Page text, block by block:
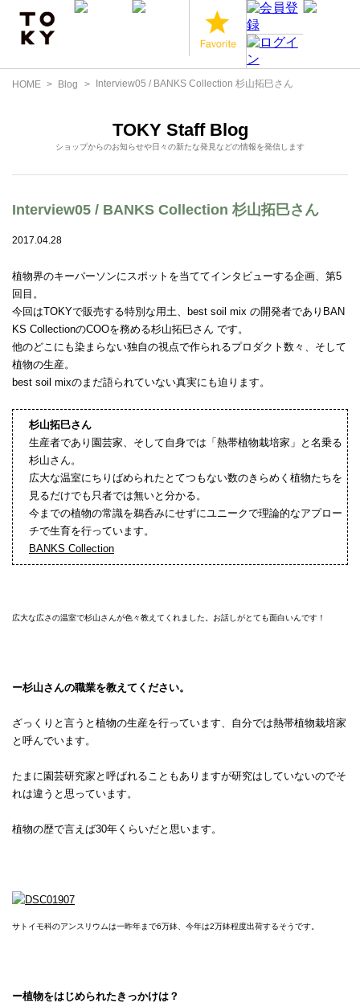
HOME Blog Interview05 / BANKS Collection 杉山拓巳さん
TOKY Staff Blog
ショップからのお知らせや日々の新たな発見などの情報を発信します
Interview05 / BANKS Collection 杉山拓巳さん
2017.04.28
植物界のキーパーソンにスポットを当ててインタビューする企画、第5
回目。
今回はTOKYで販売する特別な用土、best soil mix の開発者でありBAN
KS CollectionのCOOを務める杉山拓巳さん です。
他のどこにも染まらない独自の視点で作られるプロダクト数々、そして
植物の生産。
best soil mixのまだ語られていない真実にも迫ります。
杉山拓巳さん
生産者であり園芸家、そして自身では「熱帯植物栽培家」と名乗る
杉山さん。
広大な温室にちりばめられたとてつもない数のきらめく植物たちを
見るだけでも只者では無いと分かる。
今までの植物の常識を鵜呑みにせずにユニークで理論的なアプロー
チで生育を行っています。
BANKS Collection
広大な広さの温室で杉山さんが色々教えてくれました。お話しがとても面白いんです！
ー杉山さんの職業を教えてください。
ざっくりと言うと植物の生産を行っています、自分では熱帯植物栽培家
と呼んでいます。
たまに園芸研究家と呼ばれることもありますが研究はしていないのでそ
れは違うと思っています。
植物の歴で言えば30年くらいだと思います。
サトイモ科のアンスリウムは一昨年まで6万鉢、今年は2万鉢程度出荷するそうです。
ー植物をはじめられたきっかけは？